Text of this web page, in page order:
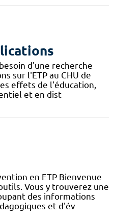
d'une recherche
sur l'ETP au CHU de
effets de l'éducation,
et en dist
en ETP Bienvenue
Vous y trouverez une
des informations
et d'év